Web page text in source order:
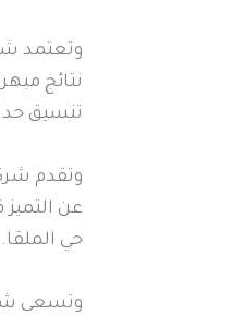
وتعتمد
نتائج
تنسيق
وتقدم
عن
حي الملقا.
وتسعى